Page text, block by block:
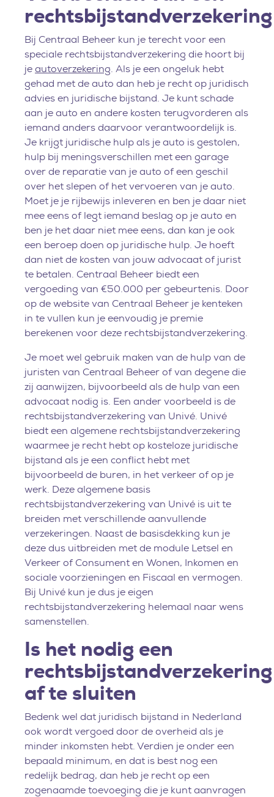
rechtsbijstandverzekering
Bij Centraal Beheer kun je terecht voor een
speciale rechtsbijstandverzekering die hoort bij
jeautoverzekering. Als je een ongeluk hebt
gehad met de auto dan heb je recht op juridisch
advies en juridische bijstand. Je kunt schade
aan je auto en andere kosten terugvorderen als
iemand anders daarvoor verantwoordelijk is.
Je krijgt juridische hulp als je auto is gestolen,
hulp bij meningsverschillen met een garage
over de reparatie van je auto of een geschil
over het slepen of het vervoeren van je auto.
Moet je je rijbewijs inleveren en ben je daar niet
mee eens of legt iemand beslag op je auto en
ben je het daar niet mee eens, dan kan je ook
een beroep doen op juridische hulp. Je hoeft
dan niet de kosten van jouw advocaat of jurist
te betalen. Centraal Beheer biedt een
vergoeding van €50.000 per gebeurtenis. Door
op de website van Centraal Beheer je kenteken
in te vullen kun je eenvoudig je premie
berekenen voor deze rechtsbijstandverzekering.
Je moet wel gebruik maken van de hulp van de
juristen van Centraal Beheer of van degene die
zij aanwijzen, bijvoorbeeld als de hulp van een
advocaat nodig is. Een ander voorbeeld is de
rechtsbijstandverzekering van Univé. Univé
biedt een algemene rechtsbijstandverzekering
waarmee je recht hebt op kosteloze juridische
bijstand als je een conflict hebt met
bijvoorbeeld de buren, in het verkeer of op je
werk. Deze algemene basis
rechtsbijstandverzekering van Univé is uit te
breiden met verschillende aanvullende
verzekeringen. Naast de basisdekking kun je
deze dus uitbreiden met de module Letsel en
Verkeer of Consument en Wonen, Inkomen en
sociale voorzieningen en Fiscaal en vermogen.
Bij Univé kun je dus je eigen
rechtsbijstandverzekering helemaal naar wens
samenstellen.
Is het nodig een
rechtsbijstandverzekering
af te sluiten
Bedenk wel dat juridisch bijstand in Nederland
ook wordt vergoed door de overheid als je
minder inkomsten hebt. Verdien je onder een
bepaald minimum, en dat is best nog een
redelijk bedrag, dan heb je recht op een
zogenaamde toevoeging die je kunt aanvragen